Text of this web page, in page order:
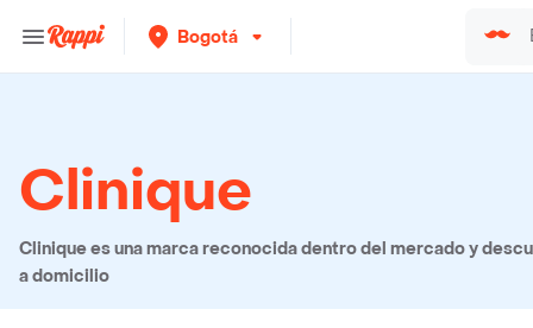
Bogotá
Clinique
Clinique es una marca reconocida dentro del mercado y
a domicilio